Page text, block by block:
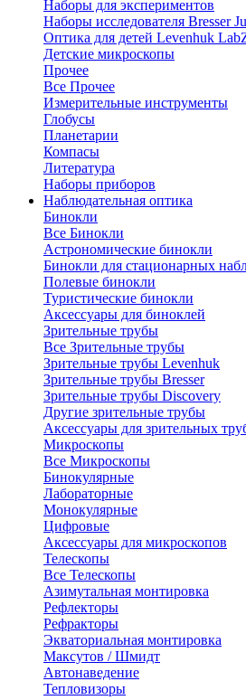
Наборы для экспериментов
Наборы исследователя Bresser
Оптика для детей Levenhuk
Детские микроскопы
Прочее
Все Прочее
Измерительные инструменты
Глобусы
Планетарии
Компасы
Литература
Наборы приборов
Наблюдательная оптика
Бинокли
Все Бинокли
Астрономические бинокли
Бинокли для стационарных
Полевые бинокли
Туристические бинокли
Аксессуары для биноклей
Зрительные трубы
Все Зрительные трубы
Зрительные трубы Levenhuk
Зрительные трубы Bresser
Зрительные трубы Discovery
Другие зрительные трубы
Аксессуары для зрительных
Микроскопы
Все Микроскопы
Бинокулярные
Лабораторные
Монокулярные
Цифровые
Аксессуары для микроскопов
Телескопы
Все Телескопы
Азимутальная монтировка
Рефлекторы
Рефракторы
Экваториальная монтировка
Максутов / Шмидт
Автонаведение
Тепловизоры